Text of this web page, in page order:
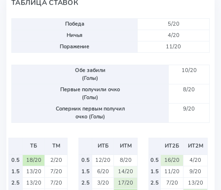
ТАБЛИЦА СТАВОК
Победа
5/20
Ничья
4/20
Поражение
11/20
Обе забили
(Голы)
10/20
Первые получили очко
(Голы)
8/20
Соперник первым получил
очко (Голы)
9/20
ТБ
ТМ
0.5
18/20
2/20
1.5
13/20
7/20
2.5
13/20
7/20
ИТБ
ИТМ
0.5
12/20
8/20
1.5
6/20
14/20
2.5
3/20
17/20
ИТ2Б
ИТ2М
0.5
16/20
4/20
1.5
11/20
9/20
2.5
7/20
13/20